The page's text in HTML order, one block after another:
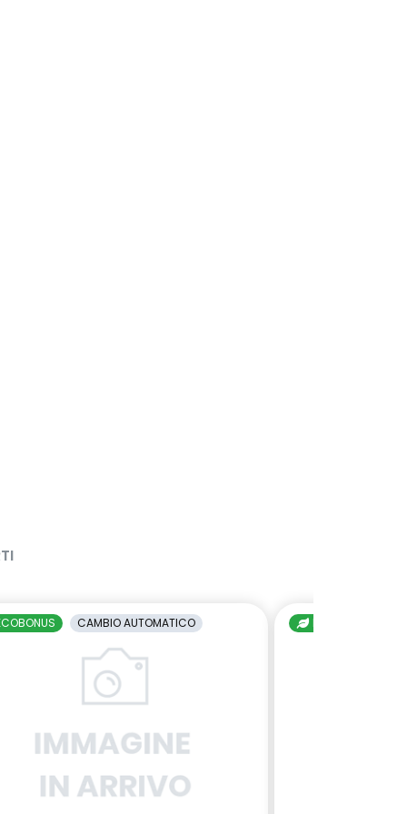
CAMBIO AUTOMATICO ECOBONUS